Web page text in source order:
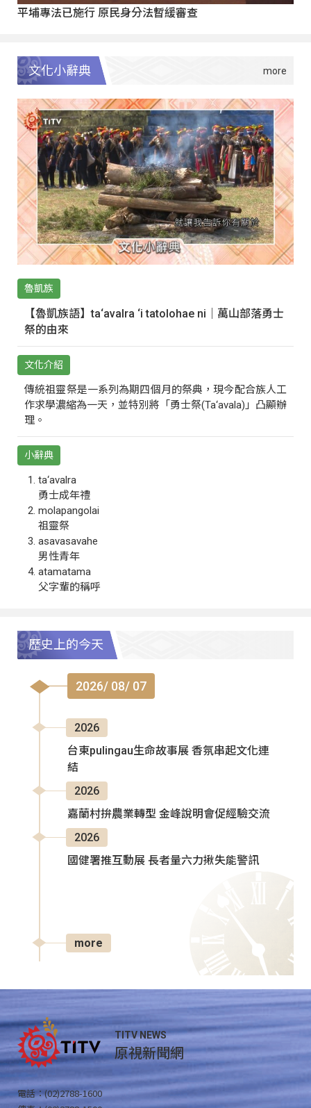
平埔專法已施行 原民身分法暫緩審查
文化小辭典
魯凱族
【魯凱族語】ta‘avalra ‘i tatolohae ni｜萬山部落勇士
祭的由來
文化介紹
傳統祖靈祭是一系列為期四個月的祭典，現今配合族人工
作求學濃縮為一天，並特別將「勇士祭(Ta‘avala)」凸顯辦
理。
小辭典
ta‘avalra
勇士成年禮
molapangolai
祖靈祭
asavasavahe
男性青年
atamatama
父字輩的稱呼
歷史上的今天
2026/ 08/ 07
2026
台東pulingau生命故事展 香氛串起文化連
結
2026
嘉蘭村拚農業轉型 金峰說明會促經驗交流
2026
國健署推互動展 長者量六力揪失能警訊
more
TITV NEWS
原視新聞網
電話：(02)2788-1600